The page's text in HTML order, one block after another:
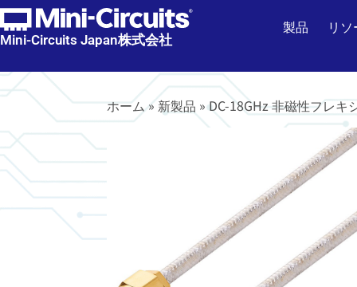
Mini-Circuits Japan株式会社
製品 リ
ホーム»新製品 »DC-18GHz 非磁性フレキ